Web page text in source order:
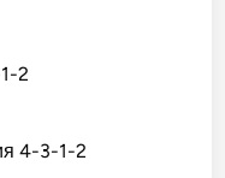
2
4-3-1-2